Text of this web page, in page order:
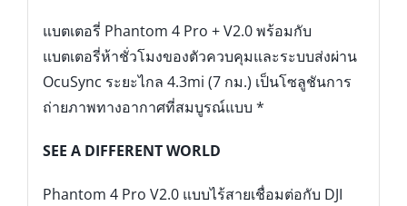
Phantom 4 Pro V2.0 แบบไร้สายเชื่อมต่อกับ DJI
Goggles ที่มีมุมมองกล้อง 1080p ที่มีคุณภาพสูง
พร้อมโฟกัส FOV 85 ° เชื่อมต่อผ่าน OcuSync ผู้ใช้
สามารถสัมผัสกับเที่ยวบิน FPV ที่รวดเร็วและชัดเจน
นอกจากนี้การควบคุม Phantom ด้วย DJI Goggles
สามารถใช้งานได้ง่ายกว่าที่เคย เพียงเปิดใช้งาน
บินหรือ gimbal ได้ง่ายๆด้วยการหันศีรษะของคุณ